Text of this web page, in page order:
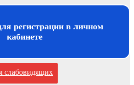
регистрации в личном
кабинете
слабовидящих